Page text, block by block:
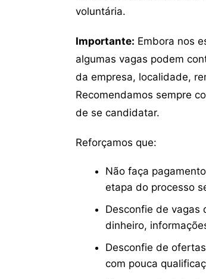
voluntária.
Importante: Embora nos
algumas vagas podem
da empresa, localidade,
Recomendamos sempre
de se candidatar.
Reforçamos que:
Não faça
etapa do processo
Desconfie de vagas
dinheiro,
Desconfie de
com pouca